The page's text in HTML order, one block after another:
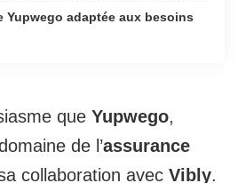
Yupwego adaptée aux besoins
que Yupwego,
de l’assurance
collaboration avec Vibly.